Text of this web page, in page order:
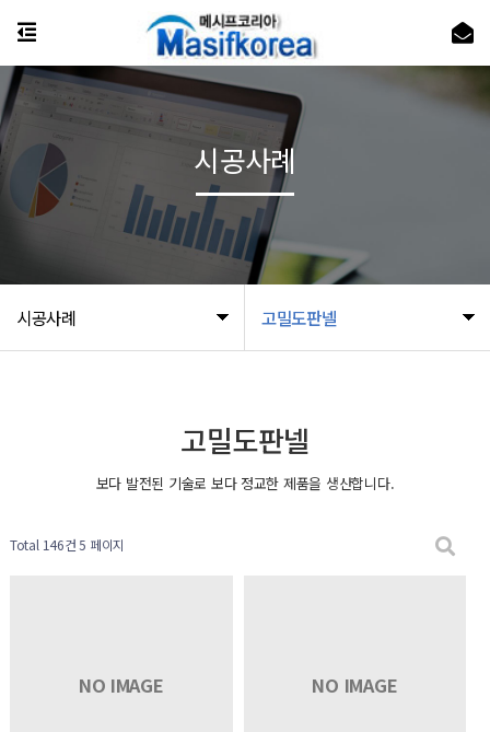
시공사례 고밀도판넬
시공사례
고밀도판넬
보다 발전된 기술로 보다 정교한 제품을 생산합니다.
Total 146건5 페이지
NO IMAGE NO IMAGE